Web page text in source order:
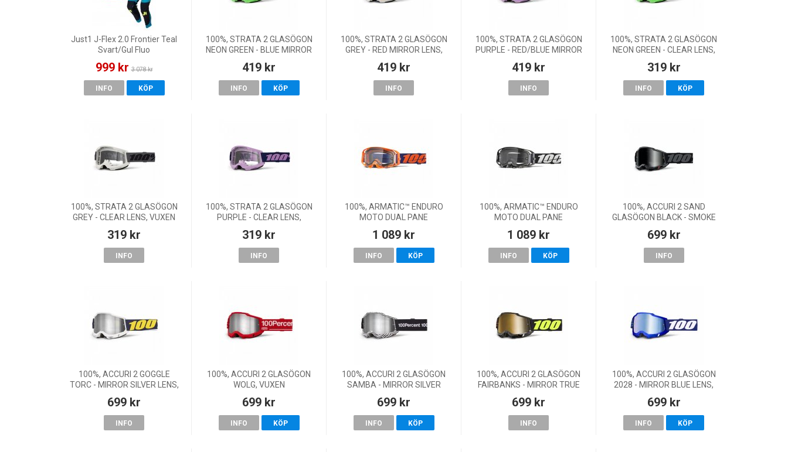
Just1 J-Flex 2.0 Frontier Teal
Svart/Gul Fluo
999 kr 3 078 kr
INFO KÖP
100%, STRATA 2 GLASÖGON
NEON GREEN - BLUE MIRROR
419 kr
INFO KÖP
100%, STRATA 2 GLASÖGON
GREY - RED MIRROR LENS,
419 kr
INFO
100%, STRATA 2 GLASÖGON
PURPLE - RED/BLUE MIRROR
419 kr
INFO
100%, STRATA 2 GLASÖGON
NEON GREEN - CLEAR LENS,
319 kr
INFO KÖP
100%, STRATA 2 GLASÖGON
GREY - CLEAR LENS, VUXEN
319 kr
INFO
100%, STRATA 2 GLASÖGON
PURPLE - CLEAR LENS,
319 kr
INFO
100%, ARMATIC™ ENDURO
MOTO DUAL PANE
CLEAR LENS
1 089 kr
INFO KÖP
100%, ARMATIC™ ENDURO
MOTO DUAL PANE
LENS
1 089 kr
INFO KÖP
100%, ACCURI 2 SAND
GLASÖGON BLACK - SMOKE
699 kr
INFO
100%, ACCURI 2 GOGGLE
TORC - MIRROR SILVER LENS,
699 kr
INFO
100%, ACCURI 2 GLASÖGON
WOLG, VUXEN
699 kr
INFO KÖP
100%, ACCURI 2 GLASÖGON
SAMBA - MIRROR SILVER
699 kr
INFO KÖP
100%, ACCURI 2 GLASÖGON
FAIRBANKS - MIRROR TRUE
699 kr
INFO
100%, ACCURI 2 GLASÖGON
2028 - MIRROR BLUE LENS,
699 kr
INFO KÖP